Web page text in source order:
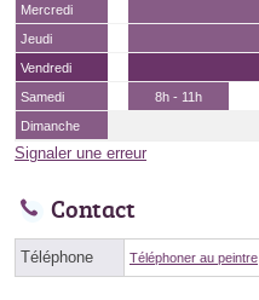
Mercredi
Jeudi
Vendredi
Samedi
8h - 11h
Dimanche
Signaler une erreur
Contact
Téléphone Téléphoner au peintre